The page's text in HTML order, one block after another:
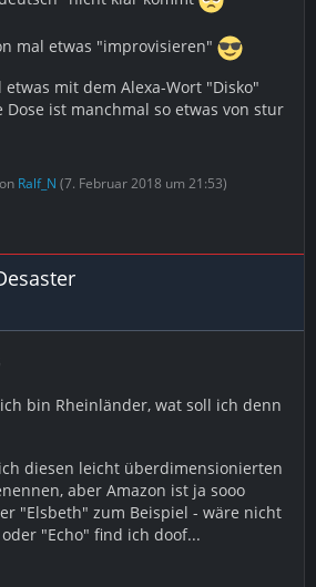
mal etwas "improvisieren"
etwas mit dem Alexa-Wort "Disko"
ist manchmal so etwas von stur
Ralf_N (7. Februar 2018 um 21:53)
bin Rheinländer, wat soll ich denn
diesen leicht überdimensionierten
aber Amazon ist ja sooo
"Elsbeth" zum Beispiel - wäre nicht
"Echo" find ich doof...